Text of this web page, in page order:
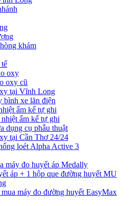
khám
oxy
oxy cũ
tại Vĩnh Long
bình xe lăn điện
ẩm kế tự ghi
ẩm kế tự ghi
dụng cụ phẫu thuật
tại Cần Thơ 24/24
loét Alpha Active 3
máy đo huyết áp Medally
áp + 1 hộp que đường huyết MU
máy đo đường huyết EasyMax